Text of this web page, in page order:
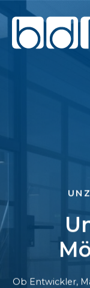
Ob Entwickler,